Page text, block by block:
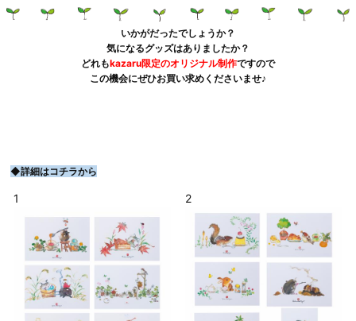
いかがだったでしょうか？
気になるグッズはありましたか？
どれもkazaru限定のオリジナル制作ですので
この機会にぜひお買い求めくださいませ♪
◆詳細はコチラから
1 2